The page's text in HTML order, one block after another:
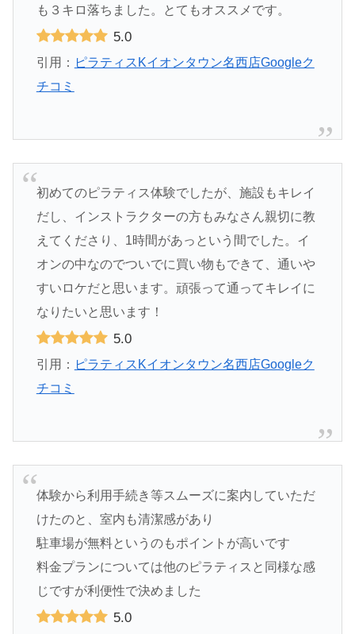
も３キロ落ちました。とてもオススメです。
5.0
引用： ピラティスKイオンタウン名西店Googleク
チコミ
初めてのピラティス体験でしたが、施設もキレイ
だし、インストラクターの方もみなさん親切に教
えてくださり、1時間があっという間でした。イ
オンの中なのでついでに買い物もできて、通いや
すいロケだと思います。頑張って通ってキレイに
なりたいと思います！
5.0
引用： ピラティスKイオンタウン名西店Googleク
チコミ
体験から利用手続き等スムーズに案内していただ
けたのと、室内も清潔感があり
駐車場が無料というのもポイントが高いです
料金プランについては他のピラティスと同様な感
じですが利便性で決めました
5.0